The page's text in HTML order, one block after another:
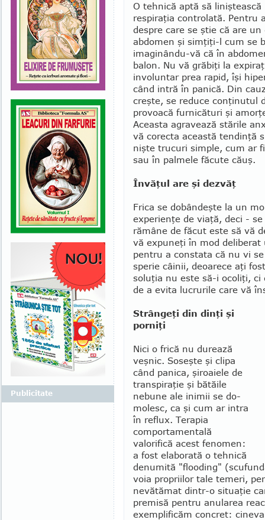
O tehnică aptă să
respiraţia controlată. Pentru
despre care se ştie că are
abdomen şi simţiţi-l cum se
imaginân­du-vă că în
balon. Nu vă grăbiţi la
involuntar prea rapid, îşi
când intră în panică. Din
creşte, se reduce con­ţinutul
provoacă furnicături şi
Aceasta agravează stările
vă corecta această ten­dinţă
nişte trucuri simple, cum ar
sau în palmele făcute căuş.
Învăţul are şi dezvăţ
Frica se dobândeşte la un
experienţe de viaţă, deci -
rămâne de făcut este să vă
vă expuneţi în mod
pentru a constata că nu vi
sperie câinii, deoarece aţi
soluţia nu este să-i ocoliţi,
de a evita lucrurile care vă
Strângeţi din dinţi şi
porniţi
Nici o frică nu durează
veşnic. Soseşte şi clipa
când pa­ni­ca, şiroaiele de
transpiraţie şi bătăile
nebune ale inimii se do­
molesc, ca şi cum ar intra
în reflux. Terapia
comporta­mentală
valorifică acest fenomen:
a fost elaborată o tehnică
denu­mită "flooding"
voia propriilor tale temeri,
nevă­tămat dintr-o situaţie
premisă pentru anularea
exemplificăm concret:
Publicitate